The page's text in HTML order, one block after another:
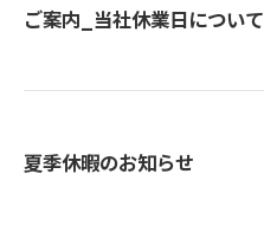
ご案内_当社休業日について
夏季休暇のお知らせ